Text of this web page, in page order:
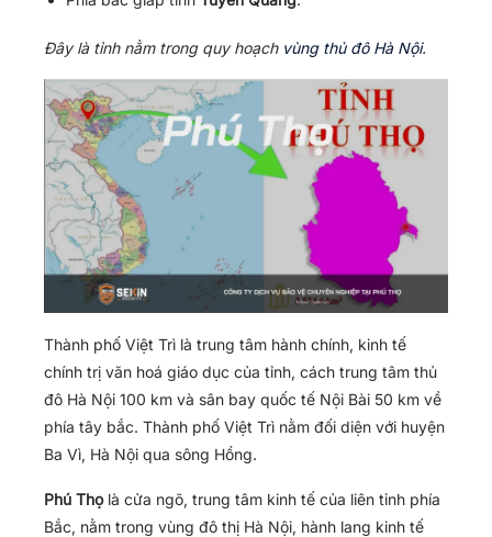
Đây là tỉnh nằm trong quy hoạch vùng thủ đô Hà Nội.
Thành phố Việt Trì là trung tâm hành chính, kinh tế
chính trị văn hoá giáo dục của tỉnh, cách trung tâm thủ
đô Hà Nội 100 km và sân bay quốc tế Nội Bài 50 km về
phía tây bắc. Thành phố Việt Trì nằm đối diện với huyện
Ba Vì, Hà Nội qua sông Hồng.
Phú Thọlà cửa ngõ, trung tâm kinh tế của liên tỉnh phía
Bắc, nằm trong vùng đô thị Hà Nội, hành lang kinh tế